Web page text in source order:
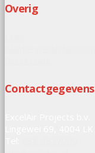
Overig
Contactgegevens